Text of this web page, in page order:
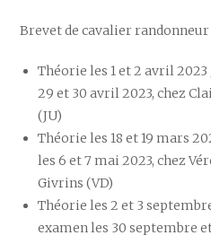
Brevet de cavalier randonneur
Théorie les 1 et 2 avril
29 et 30 avril 2023, chez
(JU)
Théorie les 18 et 19 mars
les 6 et 7 mai 2023, chez
Givrins (VD)
Théorie les 2 et 3
examen les 30 septembre